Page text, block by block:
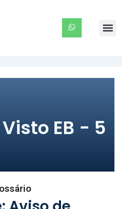
EB - 5